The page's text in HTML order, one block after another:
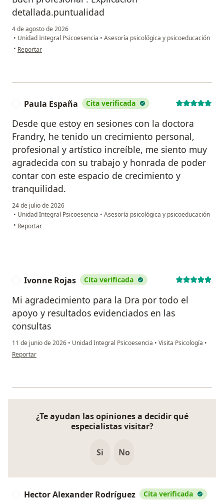
detallada.puntualidad
4 de agosto de 2026
• Unidad Integral Psicoesencia • Asesoría psicológica y psicoeducación
• en opinión del usuario Manuel Fernando de
Reportar
Paula España Cita verificada
Desde que estoy en sesiones con la doctora
Frandry, he tenido un crecimiento personal,
profesional y artístico increíble, me siento muy
agradecida con su trabajo y honrada de poder
contar con este espacio de crecimiento y
tranquilidad.
24 de julio de 2026
• Unidad Integral Psicoesencia • Asesoría psicológica y psicoeducación
• en opinión del usuario Paula España
Reportar
Ivonne Rojas Cita verificada
Mi agradecimiento para la Dra por todo el
apoyo y resultados evidenciados en las
consultas
11 de junio de 2026 • Unidad Integral Psicoesencia • Visita Psicología •
en opinión del usuario Ivonne Rojas
Reportar
¿Te ayudan las opiniones a decidir qué
especialistas visitar?
Si No
Hector Alexander Rodríguez Cita verificada